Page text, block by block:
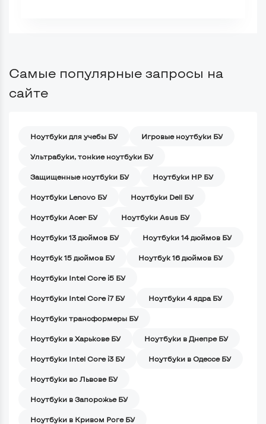
Самые популярные запросы на
сайте
Ноутбуки для учебы БУ Игровые ноутбуки БУ
Ультрабуки, тонкие ноутбуки БУ
Защищенные ноутбуки БУ Ноутбуки HP БУ
Ноутбуки Lenovo БУ Ноутбуки Dell БУ
Ноутбуки Acer БУ Ноутбуки Asus БУ
Ноутбуки 13 дюймов БУ Ноутбуки 14 дюймов БУ
Ноутбук 15 дюймов БУ Ноутбук 16 дюймов БУ
Ноутбуки Intel Core i5 БУ
Ноутбуки Intel Core i7 БУ Ноутбуки 4 ядра БУ
Ноутбуки трансформеры БУ
Ноутбуки в Харькове БУ Ноутбуки в Днепре БУ
Ноутбуки Intel Core i3 БУ Ноутбуки в Одессе БУ
Ноутбуки во Львове БУ
Ноутбуки в Запорожье БУ
Ноутбуки в Кривом Роге БУ